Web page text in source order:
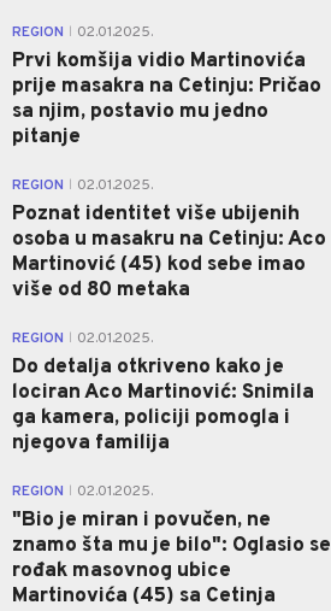
REGION 02.01.2025.
Prvi komšija vidio Martinovića
prije masakra na Cetinju: Pričao
sa njim, postavio mu jedno
pitanje
REGION 02.01.2025.
Poznat identitet više ubijenih
osoba u masakru na Cetinju: Aco
Martinović (45) kod sebe imao
više od 80 metaka
REGION 02.01.2025.
Do detalja otkriveno kako je
lociran Aco Martinović: Snimila
ga kamera, policiji pomogla i
njegova familija
REGION 02.01.2025.
"Bio je miran i povučen, ne
znamo šta mu je bilo": Oglasio se
rođak masovnog ubice
Martinovića (45) sa Cetinja